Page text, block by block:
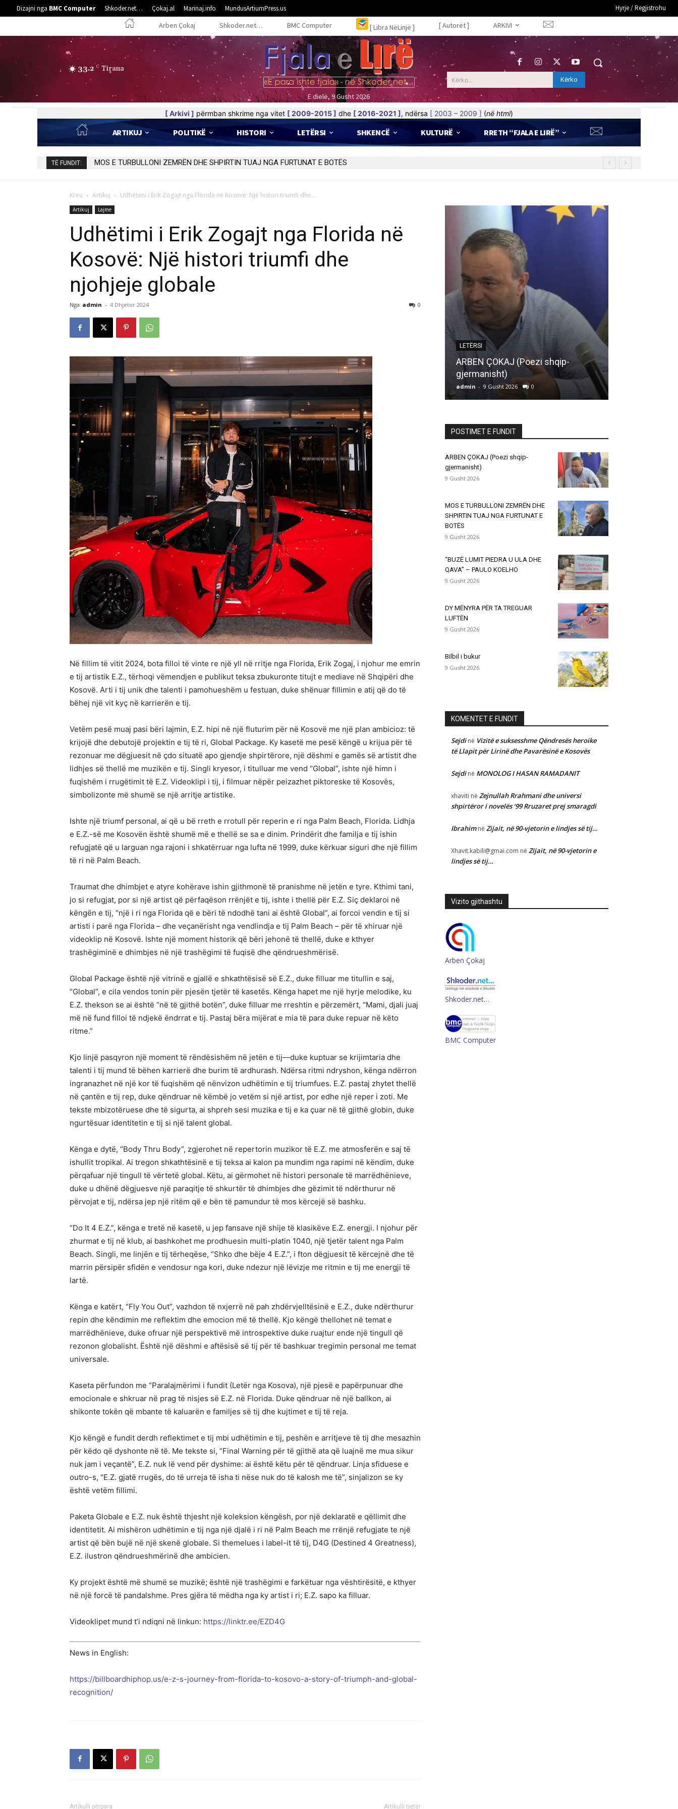
Dizajni nga BMC Computer Shkoder.net… Çokaj.al Marinaj.info MundusArtiumPress.us Hyrje / Regjistrohu
Arben Çokaj Shkoder.net… BMC Computer [ Libra NëLinjë ] [ Autorët ] ARKIVI
33.2 C Tirana
E dielë, 9 Gusht 2026
Kërko... Kërko
[ Arkivi ] përmban shkrime nga vitet [ 2009-2015 ] dhe [ 2016-2021 ], ndërsa [ 2003 – 2009 ] (në html)
ARTIKUJ POLITIKË HISTORI LETËRSI SHKENCË KULTURË RRETH “FJALA E LIRË”
TË FUNDIT: MOS E TURBULLONI ZEMRËN DHE SHPIRTIN TUAJ NGA FURTUNAT E BOTËS
Kreu Artikuj Udhëtimi i Erik Zogajt nga Florida në Kosovë: Një histori triumfi dhe...
Artikuj Lajme
Udhëtimi i Erik Zogajt nga Florida në
Kosovë: Një histori triumfi dhe
njohjeje globale
Nga admin - 4 Dhjetor 2024 0
Në fillim të vitit 2024, bota filloi të vinte re një yll në rritje nga Florida, Erik Zogaj, i njohur me emrin
e tij artistik E.Z., tërhoqi vëmendjen e publikut teksa zbukuronte titujt e mediave në Shqipëri dhe
Kosovë. Arti i tij unik dhe talenti i pamohueshëm u festuan, duke shënuar fillimin e atij që do të
bëhej një vit kyç në karrierën e tij.
Vetëm pesë muaj pasi bëri lajmin, E.Z. hipi në një fluturim për në Kosovë me një plan ambicioz: të
krijojë dhe debutojë projektin e tij të ri, Global Package. Ky kasetë me pesë këngë u krijua për të
rezonuar me dëgjuesit në çdo situatë apo gjendje shpirtërore, një dëshmi e gamës së artistit dhe
lidhjes së thellë me muzikën e tij. Singli kryesor, i titulluar me vend “Global”, ishte një himn i
fuqishëm i rrugëtimit të E.Z. Videoklipi i tij, i filmuar nëpër peizazhet piktoreske të Kosovës,
simbolizonte më shumë se një arritje artistike.
Ishte një triumf personal, ai që u bë rreth e rrotull për reperin e ri nga Palm Beach, Florida. Lidhja
e E.Z.-së me Kosovën është shumë më e thellë se sa e dinim. Prindërit dhe familja e tij ishin
refugjatë që u larguan nga rajoni i shkatërruar nga lufta në 1999, duke kërkuar siguri dhe një fillim
të ri në Palm Beach.
Traumat dhe dhimbjet e atyre kohërave ishin gjithmonë të pranishme në jetën e tyre. Kthimi tani,
jo si refugjat, por si një artist që përfaqëson rrënjët e tij, ishte i thellë për E.Z. Siç deklaroi në
këngën e tij, “një i ri nga Florida që e bëri të ndodhë tani ai është Global”, ai forcoi vendin e tij si
artisti i parë nga Florida – dhe veçanërisht nga vendlindja e tij Palm Beach – për të xhiruar një
videoklip në Kosovë. Ishte një moment historik që bëri jehonë të thellë, duke e kthyer
trashëgiminë e dhimbjes në një trashëgimi të fuqisë dhe qëndrueshmërisë.
Global Package është një vitrinë e gjallë e shkathtësisë së E.Z., duke filluar me titullin e saj,
“Global”, e cila vendos tonin për pjesën tjetër të kasetës. Kënga hapet me një hyrje melodike, ku
E.Z. thekson se ai është “në të gjithë botën”, duke filluar me rreshtin e përzemërt, “Mami, djali juaj
më në fund filloi të ndjekë ëndrrat e tij. Pastaj bëra mijërat e mia të para duke repuar në këto
ritme.”
Kjo linjë pasqyron një moment të rëndësishëm në jetën e tij—duke kuptuar se krijimtaria dhe
talenti i tij mund të bëhen karrierë dhe burim të ardhurash. Ndërsa ritmi ndryshon, kënga ndërron
ingranazhet në një kor të fuqishëm që nënvizon udhëtimin e tij triumfues. E.Z. pastaj zhytet thellë
në çantën e tij rep, duke qëndruar në këmbë jo vetëm si një artist, por edhe një reper i zoti. Me
tekste mbizotëruese dhe të sigurta, ai shpreh sesi muzika e tij e ka çuar në të gjithë globin, duke
ngurtësuar identitetin e tij si një talent global.
Kënga e dytë, “Body Thru Body”, zgjerohet në repertorin muzikor të E.Z. me atmosferën e saj të
ishullit tropikal. Ai tregon shkathtësinë e tij teksa ai kalon pa mundim nga rapimi në këndim, duke
përqafuar një tingull të vërtetë global. Këtu, ai gërmohet në histori personale të marrëdhënieve,
duke u dhënë dëgjuesve një paraqitje të shkurtër të dhimbjes dhe gëzimit të ndërthurur në
përvojat e tij, ndërsa jep një ritëm që e bën të pamundur të mos kërcejë së bashku.
“Do It 4 E.Z.”, kënga e tretë në kasetë, u jep fansave një shije të klasikëve E.Z. energji. I njohur për
zhurmat e tij në klub, ai bashkohet me prodhuesin multi-platin 1040, një tjetër talent nga Palm
Beach. Singli, me linjën e tij tërheqëse, “Shko dhe bëje 4 E.Z.”, i fton dëgjuesit të kërcejnë dhe të
marrin përsipër sfidën e vendosur nga kori, duke ndezur një lëvizje me ritmin e tij me energji të
lartë.
Kënga e katërt, “Fly You Out”, vazhdon të nxjerrë në pah zhdërvjelltësinë e E.Z., duke ndërthurur
repin dhe këndimin me reflektim dhe emocion më të thellë. Kjo këngë thellohet në temat e
marrëdhënieve, duke ofruar një perspektivë më introspektive duke ruajtur ende një tingull që
rezonon globalisht. Është një dëshmi e aftësisë së tij për të bashkuar tregimin personal me temat
universale.
Kaseta përfundon me “Paralajmërimi i fundit (Letër nga Kosova), një pjesë e papërpunuar dhe
emocionale e shkruar në prag të nisjes së E.Z. në Florida. Duke qëndruar në një ballkon, ai
shikonte tokën që mbante të kaluarën e familjes së tij dhe kujtimet e tij të reja.
Kjo këngë e fundit derdh reflektimet e tij mbi udhëtimin e tij, peshën e arritjeve të tij dhe mesazhin
për këdo që dyshonte në të. Me tekste si, “Final Warning për të gjithë ata që luajnë me mua sikur
nuk jam i veçantë”, E.Z. nuk lë vend për dyshime: ai është këtu për të qëndruar. Linja sfiduese e
outro-s, “E.Z. gjatë rrugës, do të urreja të isha ti nëse nuk do të kalosh me të”, sinjalizon se ky
është vetëm fillimi.
Paketa Globale e E.Z. nuk është thjesht një koleksion këngësh, por një deklaratë e qëllimit dhe
identitetit. Ai mishëron udhëtimin e tij nga një djalë i ri në Palm Beach me rrënjë refugjate te një
artist që bën bujë në një skenë globale. Si themelues i label-it të tij, D4G (Destined 4 Greatness),
E.Z. ilustron qëndrueshmërinë dhe ambicien.
Ky projekt është më shumë se muzikë; është një trashëgimi e farkëtuar nga vështirësitë, e kthyer
në një forcë të pandalshme. Pres gjëra të mëdha nga ky artist i ri; E.Z. sapo ka filluar.
Videoklipet mund t’i ndiqni në linkun: https://linktr.ee/EZD4G
News in English:
https://billboardhiphop.us/e-z-s-journey-from-florida-to-kosovo-a-story-of-triumph-and-global-
recognition/
Artikulli përpara Artikulli tjetër
LETËRSI
ARBEN ÇOKAJ (Poezi shqip-
gjermanisht)
admin - 9 Gusht 2026 0
POSTIMET E FUNDIT
ARBEN ÇOKAJ (Poezi shqip-
gjermanisht)
9 Gusht 2026
MOS E TURBULLONI ZEMRËN DHE
SHPIRTIN TUAJ NGA FURTUNAT E
BOTËS
9 Gusht 2026
“BUZË LUMIT PIEDRA U ULA DHE
QAVA” – PAULO KOELHO
9 Gusht 2026
DY MËNYRA PËR TA TREGUAR
LUFTËN
9 Gusht 2026
Bilbil i bukur
9 Gusht 2026
KOMENTET E FUNDIT
Sejdinë Vizitë e suksesshme Qëndresës heroike
të Llapit për Lirinë dhe Pavarësinë e Kosovës
Sejdinë MONOLOG I HASAN RAMADANIT
xhaviti në Zejnullah Rrahmani dhe universi
shpirtëror i novelës ‘99 Rruzaret prej smaragdi
Ibrahimnë Zijait, në 90-vjetorin e lindjes së tij…
Xhavit.kabili@gmai.com në Zijait, në 90-vjetorin e
lindjes së tij…
Vizito gjithashtu
Arben Çokaj
Shkoder.net…
BMC Computer